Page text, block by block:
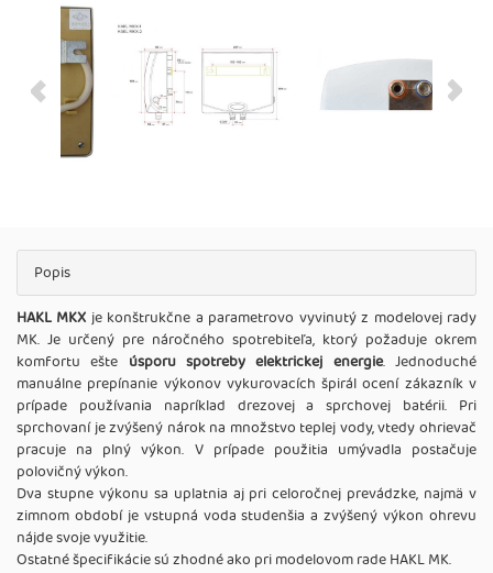
Popis
HAKL MKX je konštrukčne a parametrovo vyvinutý z modelovej rady
MK. Je určený pre náročného spotrebiteľa, ktorý požaduje okrem
komfortu ešte úsporu spotreby elektrickej energie. Jednoduché
manuálne prepínanie výkonov vykurovacích špirál ocení zákazník v
prípade používania napríklad drezovej a sprchovej batérii. Pri
sprchovaní je zvýšený nárok na množstvo teplej vody, vtedy ohrievač
pracuje na plný výkon. V prípade použitia umývadla postačuje
polovičný výkon.
Dva stupne výkonu sa uplatnia aj pri celoročnej prevádzke, najmä v
zimnom období je vstupná voda studenšia a zvýšený výkon ohrevu
nájde svoje využitie.
Ostatné špecifikácie sú zhodné ako pri modelovom rade HAKL MK.